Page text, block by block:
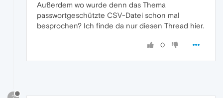
Außerdem wo wurde denn das Thema
passwortgeschützte CSV-Datei schon mal
besprochen? Ich finde da nur diesen Thread hier.
0